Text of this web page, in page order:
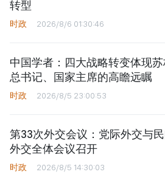
转型
时政 2026/8/6 01:30:46
中国学者：四大战略转变体现
总书记、国家主席的高瞻远瞩
时政 2026/8/5 23:00:53
第33次外交会议：党际外交与
外交全体会议召开
时政 2026/8/5 14:30:03